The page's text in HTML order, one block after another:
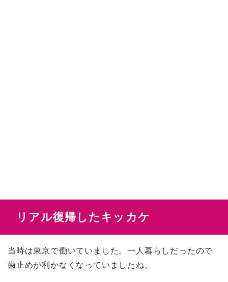
リアル復帰したキッカケ
当時は東京で働いていました。一人暮らしだったので
歯止めが利かなくなっていましたね。